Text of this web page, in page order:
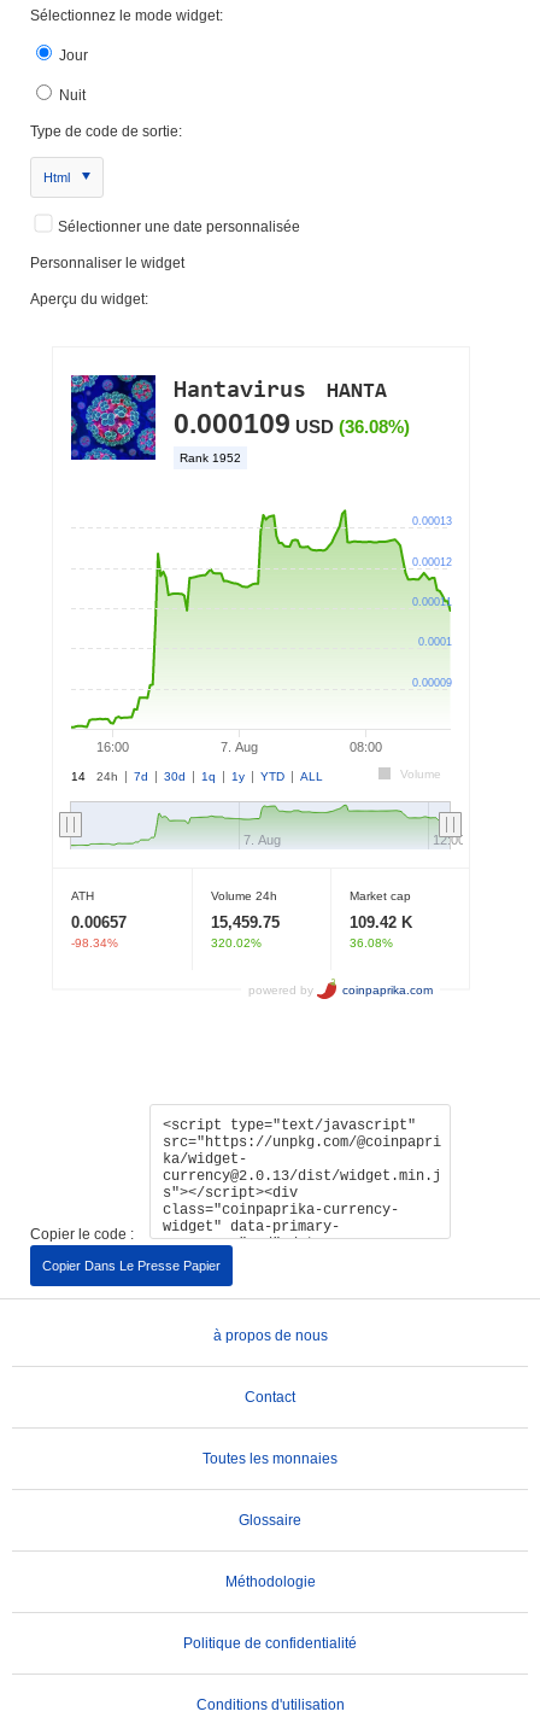
Sélectionnez le mode widget:
Jour
Nuit
Type de code de sortie:
Html
Sélectionner une date personnalisée
Personnaliser le widget
Aperçu du widget:
Copier le code :
Copier Dans Le Presse Papier
à propos de nous
Contact
Toutes les monnaies
Glossaire
Méthodologie
Politique de confidentialité
Conditions d'utilisation